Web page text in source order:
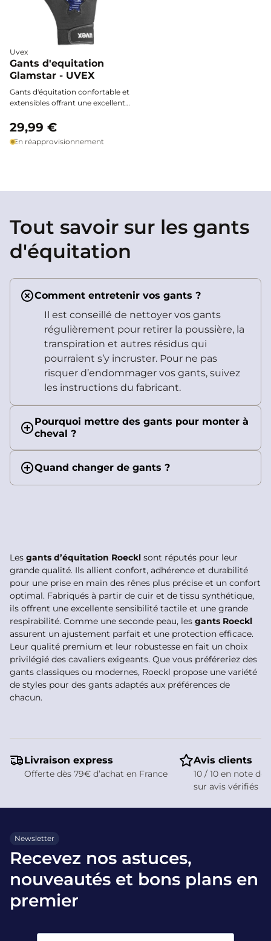
Uvex
Gants d'equitation
Glamstar - UVEX
Gants d'équitation confortable et
extensibles offrant une excellente
ajustement précis et une bonne
repirabiilité, avec un design
élégant agrémenté d'une étoile
29,99 €
En réapprovisionnement
Tout savoir sur les gants
d'équitation
Comment entretenir vos gants ?
Il est conseillé de nettoyer vos gants
régulièrement pour retirer la poussière, la
transpiration et autres résidus qui
pourraient s’y incruster. Pour ne pas
risquer d’endommager vos gants, suivez
les instructions du fabricant.
Pourquoi mettre des gants pour monter à
cheval ?
Quand changer de gants ?
Les gants d’équitation Roeckl sont réputés pour leur
grande qualité. Ils allient confort, adhérence et durabilité
pour une prise en main des rênes plus précise et un confort
optimal. Fabriqués à partir de cuir et de tissu synthétique,
ils offrent une excellente sensibilité tactile et une grande
respirabilité. Comme une seconde peau, les gants Roeckl
assurent un ajustement parfait et une protection efficace.
Leur qualité premium et leur robustesse en fait un choix
privilégié des cavaliers exigeants. Que vous préféreriez des
gants classiques ou modernes, Roeckl propose une variété
de styles pour des gants adaptés aux préférences de
chacun.
Livraison express
Offerte dès 79€ d’achat en France
Avis clients
10 / 10 en note
sur avis vérifiés
Newsletter
Recevez nos astuces,
nouveautés et bons plans en
premier